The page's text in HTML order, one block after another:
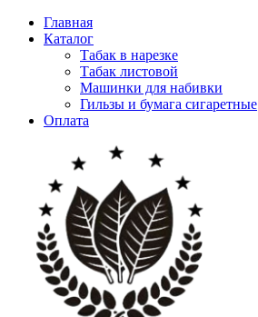
Главная
Каталог
Табак в нарезке
Табак листовой
Машинки для набивки
Гильзы и бумага сигаретные
Оплата